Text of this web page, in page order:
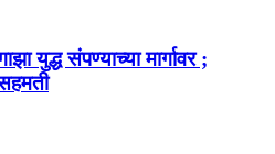
युद्ध संपण्याच्या मार्गावर ;